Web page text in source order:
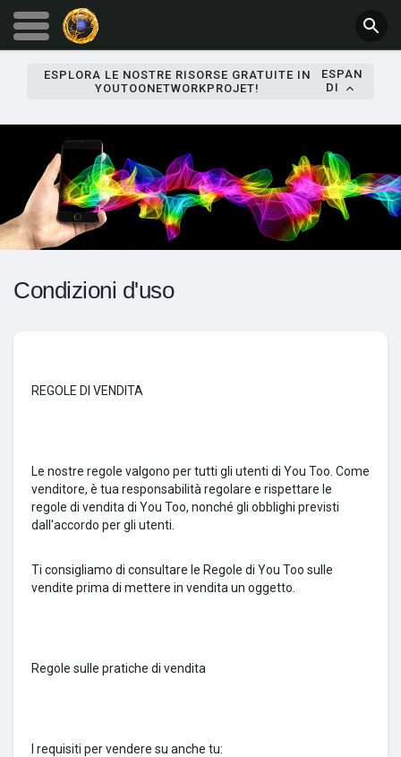
ESPLORA LE NOSTRE RISORSE GRATUITE IN
YOUTOONETWORKPROJET!
ESPAN
DI
Condizioni d'uso
REGOLE DI VENDITA
Le nostre regole valgono per tutti gli utenti di You Too. Come
venditore, è tua responsabilità regolare e rispettare le
regole di vendita di You Too, nonché gli obblighi previsti
dall'accordo per gli utenti.
Ti consigliamo di consultare le Regole di You Too sulle
vendite prima di mettere in vendita un oggetto.
Regole sulle pratiche di vendita
I requisiti per vendere su anche tu: